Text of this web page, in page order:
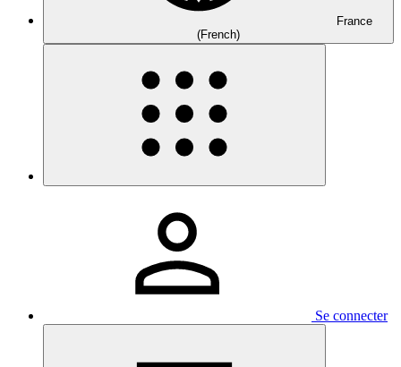
France
(French)
Se connecter